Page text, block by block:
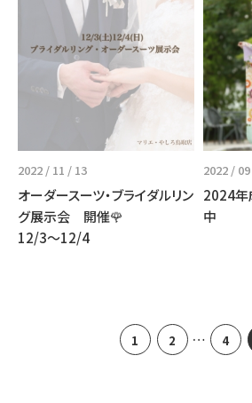
2022 / 11 / 13
オーダースーツ・ブライダルリン
グ展示会 開催🌹
12/3〜12/4
2022 /
2024年
中
1 2 … 4